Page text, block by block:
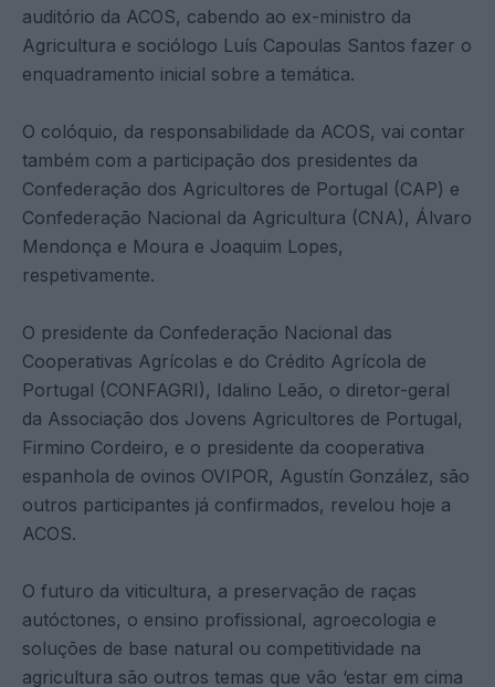
auditório da ACOS, cabendo ao ex-ministro da
Agricultura e sociólogo Luís Capoulas Santos fazer o
enquadramento inicial sobre a temática.
O colóquio, da responsabilidade da ACOS, vai contar
também com a participação dos presidentes da
Confederação dos Agricultores de Portugal (CAP) e
Confederação Nacional da Agricultura (CNA), Álvaro
Mendonça e Moura e Joaquim Lopes,
respetivamente.
O presidente da Confederação Nacional das
Cooperativas Agrícolas e do Crédito Agrícola de
Portugal (CONFAGRI), Idalino Leão, o diretor-geral
da Associação dos Jovens Agricultores de Portugal,
Firmino Cordeiro, e o presidente da cooperativa
espanhola de ovinos OVIPOR, Agustín González, são
outros participantes já confirmados, revelou hoje a
ACOS.
O futuro da viticultura, a preservação de raças
autóctones, o ensino profissional, agroecologia e
soluções de base natural ou competitividade na
agricultura são outros temas que vão ‘estar em cima